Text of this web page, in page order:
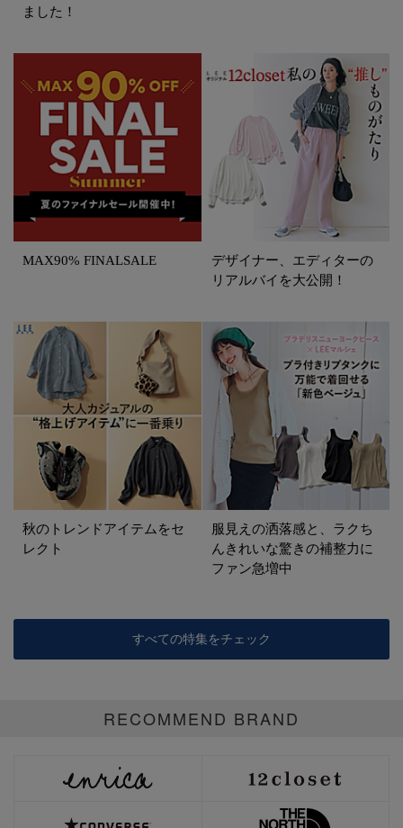
ました！
MAX90% FINALSALE
デザイナー、エディターの
リアルバイを大公開！
秋のトレンドアイテムをセ
レクト
服見えの洒落感と、ラクち
んきれいな驚きの補整力に
ファン急増中
すべての特集をチェック
RECOMMEND BRAND